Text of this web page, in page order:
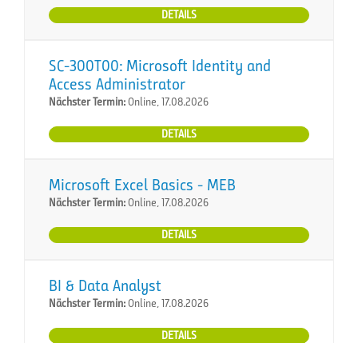
DETAILS
SC-300T00: Microsoft Identity and
Access Administrator
Nächster Termin:Online, 17.08.2026
DETAILS
Microsoft Excel Basics - MEB
Nächster Termin:Online, 17.08.2026
DETAILS
BI & Data Analyst
Nächster Termin:Online, 17.08.2026
DETAILS